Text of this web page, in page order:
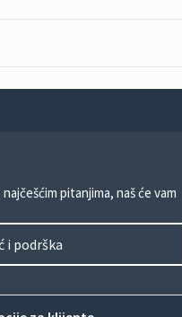
pitanjima, naš će vam
i podrška